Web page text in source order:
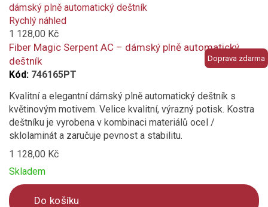
is
added
to
compare
Doprava zdarma
Rychlý náhled
1 128,00 Kč
Fiber Magic Serpent AC – dámský plně automatický
deštník
Kód: 746165PT
Kvalitní a elegantní dámský plně automatický deštník s
květinovým motivem. Velice kvalitní, výrazný potisk. Kostra
deštníku je vyrobena v kombinaci materiálů ocel /
sklolaminát a zaručuje pevnost a stabilitu.
1 128,00 Kč
Skladem
Do košíku